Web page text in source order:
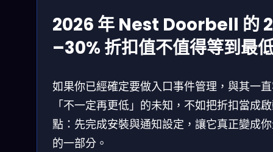
2026 年 Nest Doorbell 的
–30% 折扣值不值得等到最
如果你已經確定要做入口事件管理，與其一
「不一定再更低」的未知，不如把折扣當成
點：先完成安裝與通知設定，讓它真正變成
的一部分。